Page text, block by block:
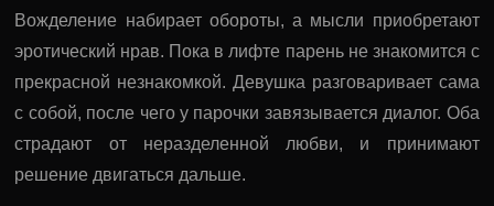
Вожделение набирает обороты, а мысли приобретают
эротический нрав. Пока в лифте парень не знакомится с
прекрасной незнакомкой. Девушка разговаривает сама
с собой, после чего у парочки завязывается диалог. Оба
страдают от неразделенной любви, и принимают
решение двигаться дальше.